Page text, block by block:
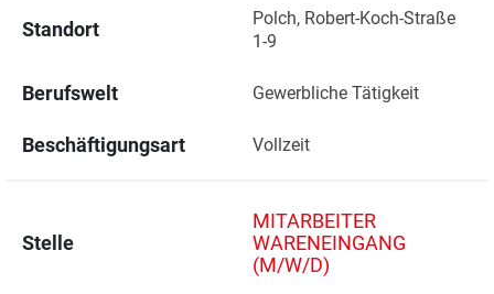
Standort
Polch, Robert-Koch-Straße
1-9
Berufswelt Gewerbliche Tätigkeit
Beschäftigungsart Vollzeit
Stelle
MITARBEITER
WARENEINGANG
(M/W/D)